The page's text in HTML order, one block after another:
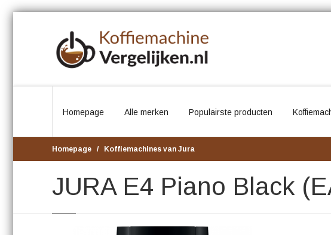
Homepage Alle merken Populairste producten
Homepage Koffiemachines van Jura
JURA E4 Piano Black